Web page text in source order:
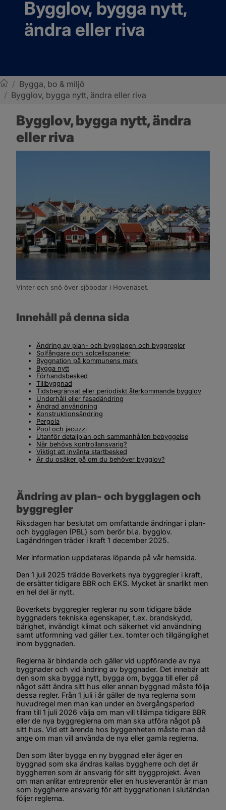
Bygglov, bygga nytt,
ändra eller riva
Sotenäs kommun
/ Bygga, bo & miljö
/ Bygglov, bygga nytt, ändra eller riva
Bygglov, bygga nytt, ändra
eller riva
Vinter och snö över sjöbodar i Hovenäset.
Innehåll på denna sida
Ändring av plan- och bygglagen och byggregler
Solfångare och solcellspaneler
Byggnation på kommunens mark
Bygga nytt
Förhandsbesked
Tillbyggnad
Tidsbegränsat eller periodiskt återkommande bygglov
Underhåll eller fasadändring
Ändrad användning
Konstruktionsändring
Pergola
Pool och jacuzzi
Utanför detaljplan och sammanhållen bebyggelse
När behövs kontrollansvarig?
Viktigt att invänta startbesked
Är du osäker på om du behöver bygglov?
Ändring av plan- och bygglagen och
byggregler
Riksdagen har beslutat om omfattande ändringar i plan-
och bygglagen (PBL) som berör bl.a. bygglov.
Lagändringen träder i kraft 1 december 2025.
Mer information uppdateras löpande på vår hemsida.
Den 1 juli 2025 trädde Boverkets nya byggregler i kraft,
de ersätter tidigare BBR och EKS. Mycket är snarlikt men
en hel del är nytt.
Boverkets byggregler reglerar nu som tidigare både
byggnaders tekniska egenskaper, t.ex. brandskydd,
bärighet, invändigt klimat och säkerhet vid användning
samt utformning vad gäller t.ex. tomter och tillgänglighet
inom byggnaden.
Reglerna är bindande och gäller vid uppförande av nya
byggnader och vid ändring av byggnader. Det innebär att
den som ska bygga nytt, bygga om, bygga till eller på
något sätt ändra sitt hus eller annan byggnad måste följa
dessa regler. Från 1 juli i år gäller de nya reglerna som
huvudregel men man kan under en övergångsperiod
fram till 1 juli 2026 välja om man vill tillämpa tidigare BBR
eller de nya byggreglerna om man ska utföra något på
sitt hus. Vid ett ärende hos byggenheten måste man då
ange om man vill använda de nya eller gamla reglerna.
Den som låter bygga en ny byggnad eller äger en
byggnad som ska ändras kallas byggherre och det är
byggherren som är ansvarig för sitt byggprojekt. Även
om man anlitar entreprenör eller en husleverantör är man
som byggherre ansvarig för att byggnationen i slutändan
följer reglerna.